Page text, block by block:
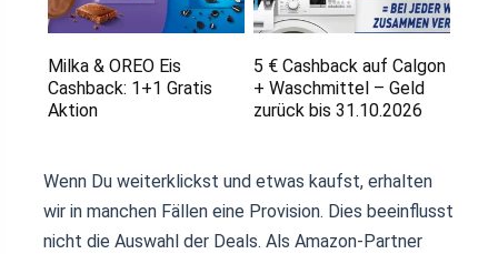
Milka & OREO Eis
Cashback: 1+1 Gratis
Aktion
5 € Cashback auf Calgon
+ Waschmittel – Geld
zurück bis 31.10.2026
Wenn Du weiterklickst und etwas kaufst, erhalten
wir in manchen Fällen eine Provision. Dies beeinflusst
nicht die Auswahl der Deals. Als Amazon-Partner